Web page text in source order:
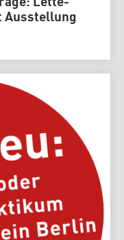
Lette-
Ausstellung